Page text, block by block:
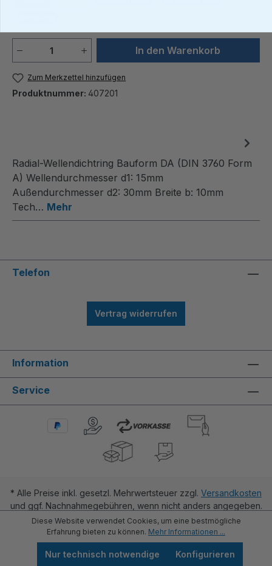
Produkt Anzahl: Gib denIn den Warenkorb
Zum Merkzettel hinzufügen
Produktnummer: 407201
Radial-Wellendichtring Bauform DA (DIN 3760 Form
A) Wellendurchmesser d1: 15mm
Außendurchmesser d2: 30mm Breite b: 10mm
Tech… Mehr
Telefon
Vertrag widerrufen
Information
Service
* Alle Preise inkl. gesetzl. Mehrwertsteuer zzgl. Versandkosten
und ggf. Nachnahmegebühren, wenn nicht anders angegeben.
Diese Website verwendet Cookies, um eine bestmögliche
Erfahrung bieten zu können. Mehr Informationen ...
Nur technisch notwendige Konfigurieren